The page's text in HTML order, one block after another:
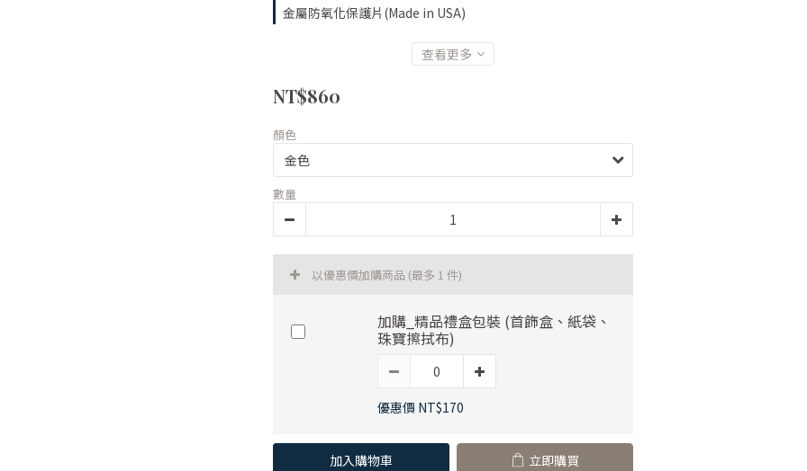
金屬防氧化保護片(Made in USA)
查看更多
NT$860
顏色
數量
以優惠價加購商品 (最多 1 件)
加購_精品禮盒包裝 (首飾盒、紙袋、
珠寶擦拭布)
優惠價 NT$170
加入購物車 立即購買